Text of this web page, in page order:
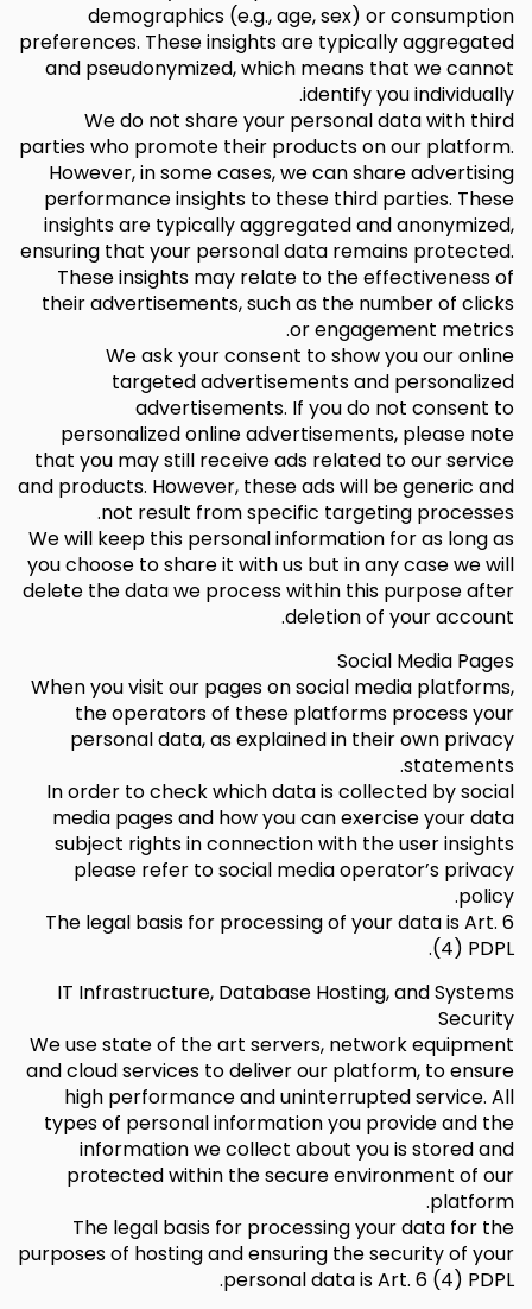
demographics (e.g., age, sex) or consumption
preferences. These insights are typically aggregated
and pseudonymized, which means that we cannot
identify you individually.
We do not share your personal data with third
parties who promote their products on our platform.
However, in some cases, we can share advertising
performance insights to these third parties. These
insights are typically aggregated and anonymized,
ensuring that your personal data remains protected.
These insights may relate to the effectiveness of
their advertisements, such as the number of clicks
or engagement metrics.
We ask your consent to show you our online
targeted advertisements and personalized
advertisements. If you do not consent to
personalized online advertisements, please note
that you may still receive ads related to our service
and products. However, these ads will be generic and
not result from specific targeting processes.
We will keep this personal information for as long as
you choose to share it with us but in any case we will
delete the data we process within this purpose after
deletion of your account.
Social Media Pages
When you visit our pages on social media platforms,
the operators of these platforms process your
personal data, as explained in their own privacy
statements.
In order to check which data is collected by social
media pages and how you can exercise your data
subject rights in connection with the user insights
please refer to social media operator’s privacy
policy.
The legal basis for processing of your data is Art. 6
(4) PDPL.
IT Infrastructure, Database Hosting, and Systems
Security
We use state of the art servers, network equipment
and cloud services to deliver our platform, to ensure
high performance and uninterrupted service. All
types of personal information you provide and the
information we collect about you is stored and
protected within the secure environment of our
platform.
The legal basis for processing your data for the
purposes of hosting and ensuring the security of your
personal data is Art. 6 (4) PDPL.